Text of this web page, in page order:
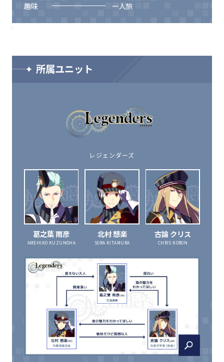
趣味
一人旅
所属ユニット
レジェンダーズ
葛之葉 雨彦
AMEHIKO KUZUNOHA
北村 想楽
SORA KITAMURA
古論 クリス
CHRIS KORON